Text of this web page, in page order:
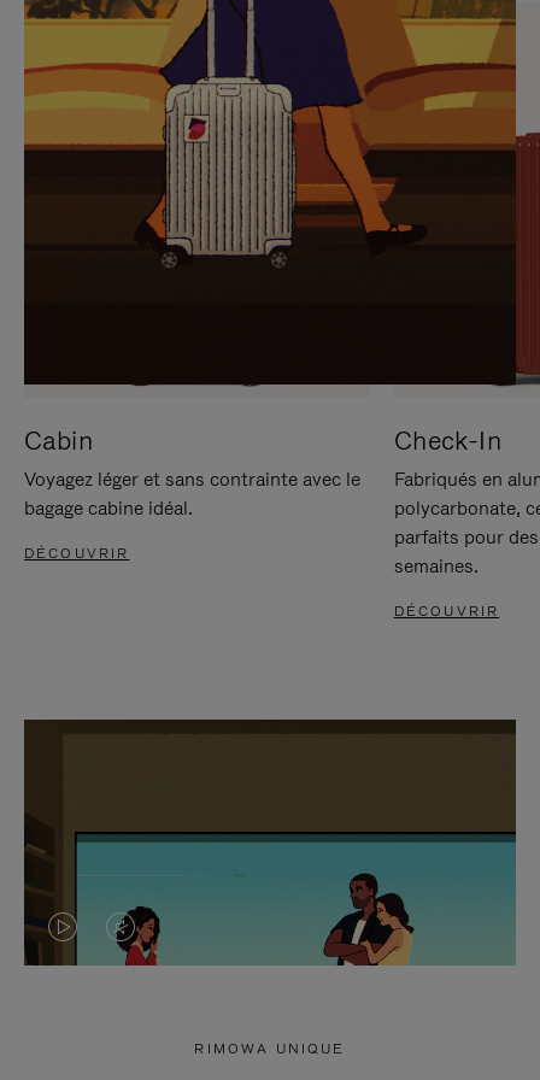
SUR
POUR
METTRE
PAUSE
VEUILLEZ
CLIQUER
POUR
RÉACTIVER
LE
SON
Cabin
Voyagez léger et sans contrainte avec le
bagage cabine idéal.
DÉCOUVRIR
Check-In
Fabriqués en
polycarbonate,
parfaits pour
semaines.
DÉCOUVRIR
LA LE
RIMOWA UNIQUE